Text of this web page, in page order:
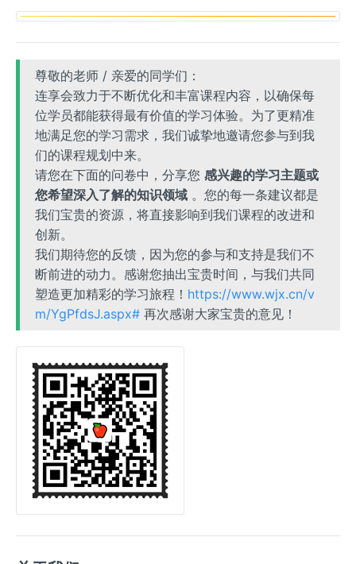
尊敬的老师 / 亲爱的同学们：
连享会致力于不断优化和丰富课程内容，以确保每
位学员都能获得最有价值的学习体验。为了更精准
地满足您的学习需求，我们诚挚地邀请您参与到我
们的课程规划中来。
请您在下面的问卷中，分享您感兴趣的学习主题或
您希望深入了解的知识领域 。您的每一条建议都是
我们宝贵的资源，将直接影响到我们课程的改进和
创新。
我们期待您的反馈，因为您的参与和支持是我们不
断前进的动力。感谢您抽出宝贵时间，与我们共同
塑造更加精彩的学习旅程！ https://www.wjx.cn/v
m/YgPfdsJ.aspx# 再次感谢大家宝贵的意见！